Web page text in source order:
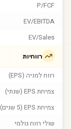
P/FCF
EV/EBITDA
EV/Sales
רווחיות
רווח למניה (EPS)
צמיחת EPS (שנתי)
צמיחת EPS (5 שנים)
שולי רווח גולמי